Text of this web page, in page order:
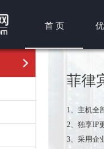
首 页
菲律
1、主机全
2、独享IP
3、采用企